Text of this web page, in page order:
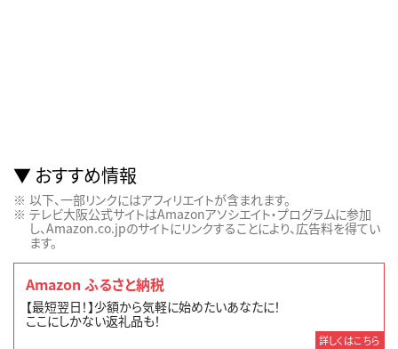
おすすめ情報
以下、一部リンクにはアフィリエイトが含まれます。
テレビ大阪公式サイトはAmazonアソシエイト・プログラムに参加
し、Amazon.co.jpのサイトにリンクすることにより、広告料を得てい
ます。
Amazon ふるさと納税
【最短翌日！】少額から気軽に始めたいあなたに！
ここにしかない返礼品も！
詳しくはこちら